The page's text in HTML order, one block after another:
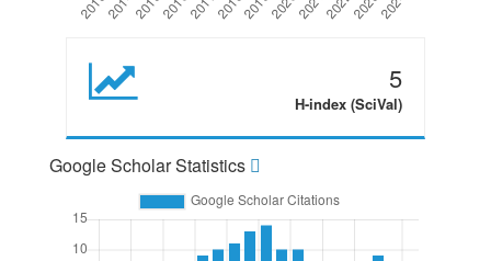
5
H-index (SciVal)
Google Scholar Statistics